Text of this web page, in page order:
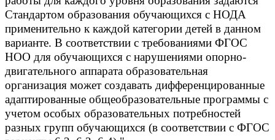
Стандартом образования обучающихся с НОДА
применительно к каждой категории детей в данном
варианте. В соответствии с требованиями ФГОС
НОО для обучающихся с нарушениями опорно-
двигательного аппарата образовательная
организация может создавать дифференцированные
адаптированные общеобразовательные программы с
учетом особых образовательных потребностей
разных групп обучающихся (в соответствии с ФГОС